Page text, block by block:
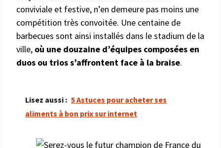
conviviale et festive, n’en demeure pas moins une
compétition très convoitée. Une centaine de
barbecues sont ainsi installés dans le stadium de la
ville, où une douzaine d’équipes composées en
duos ou trios s’affrontent face à la braise.
Lisez aussi : 5 Astuces pour acheter ses
aliments à bon prix sur internet